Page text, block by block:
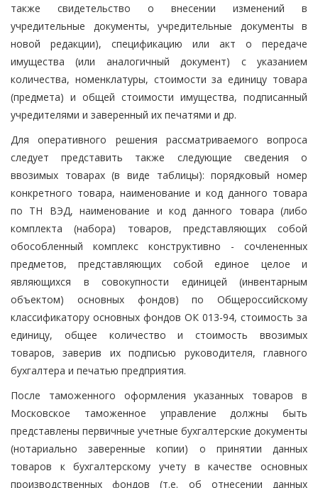
также свидетельство о внесении изменений в
учредительные документы, учредительные документы в
новой редакции), спецификацию или акт о передаче
имущества (или аналогичный документ) с указанием
количества, номенклатуры, стоимости за единицу товара
(предмета) и общей стоимости имущества, подписанный
учредителями и заверенный их печатями и др.
Для оперативного решения рассматриваемого вопроса
следует представить также следующие сведения о
ввозимых товарах (в виде таблицы): порядковый номер
конкретного товара, наименование и код данного товара
по ТН ВЭД, наименование и код данного товара (либо
комплекта (набора) товаров, представляющих собой
обособленный комплекс конструктивно - сочлененных
предметов, представляющих собой единое целое и
являющихся в совокупности единицей (инвентарным
объектом) основных фондов) по Общероссийскому
классификатору основных фондов ОК 013-94, стоимость за
единицу, общее количество и стоимость ввозимых
товаров, заверив их подписью руководителя, главного
бухгалтера и печатью предприятия.
После таможенного оформления указанных товаров в
Московское таможенное управление должны быть
представлены первичные учетные бухгалтерские документы
(нотариально заверенные копии) о принятии данных
товаров к бухгалтерскому учету в качестве основных
производственных фондов (т.е. об отнесении данных